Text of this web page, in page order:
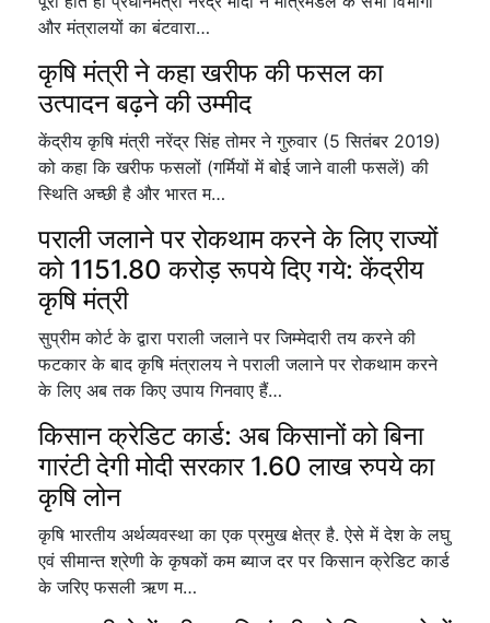
और मंत्रालयों का बंटवारा…
कृषि मंत्री ने कहा खरीफ की फसल का
उत्पादन बढ़ने की उम्मीद
केंद्रीय कृषि मंत्री नरेंद्र सिंह तोमर ने गुरुवार (5 सितंबर 2019)
को कहा कि खरीफ फसलों (गर्मियों में बोई जाने वाली फसलें) की
स्थिति अच्छी है और भारत म…
पराली जलाने पर रोकथाम करने के लिए राज्यों
को 1151.80 करोड़ रूपये दिए गये: केंद्रीय
कृषि मंत्री
सुप्रीम कोर्ट के द्वारा पराली जलाने पर जिम्मेदारी तय करने की
फटकार के बाद कृषि मंत्रालय ने पराली जलाने पर रोकथाम करने
के लिए अब तक किए उपाय गिनवाए हैं…
किसान क्रेडिट कार्ड: अब किसानों को बिना
गारंटी देगी मोदी सरकार 1.60 लाख रुपये का
कृषि लोन
कृषि भारतीय अर्थव्यवस्था का एक प्रमुख क्षेत्र है. ऐसे में देश के लघु
एवं सीमान्त श्रेणी के कृषकों कम ब्याज दर पर किसान क्रेडिट कार्ड
के जरिए फसली ऋण म…